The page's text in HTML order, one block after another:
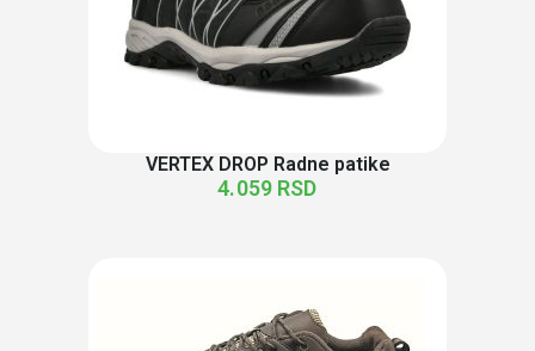
VERTEX DROP Radne patike
4.059 RSD